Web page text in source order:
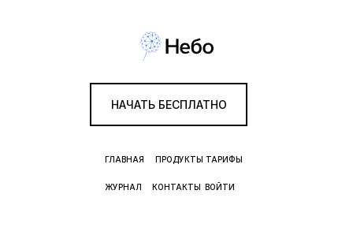
НАЧАТЬ БЕСПЛАТНО
ВОЙТИ
ЖУРНАЛ
ТАРИФЫ
КОНТАКТЫ
ПРОДУКТЫ
ГЛАВНАЯ